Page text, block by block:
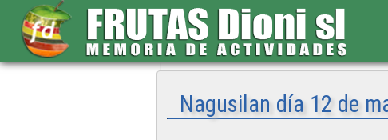
Nagusilan día 12 de